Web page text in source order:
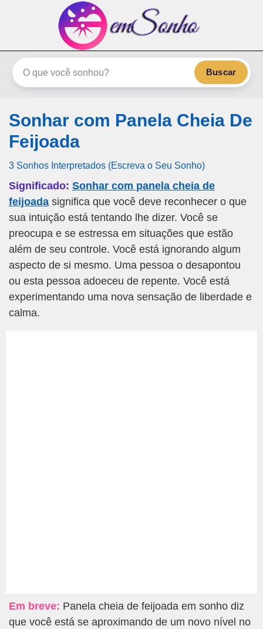
emSonho.com
Os sonhos significam mais
Buscar
Sonhar com Panela Cheia De
Feijoada
3 Sonhos Interpretados (Escreva o Seu Sonho)
Significado: Sonhar com panela cheia de
feijoada significa que você deve reconhecer o que
sua intuição está tentando lhe dizer. Você se
preocupa e se estressa em situações que estão
além de seu controle. Você está ignorando algum
aspecto de si mesmo. Uma pessoa o desapontou
ou esta pessoa adoeceu de repente. Você está
experimentando uma nova sensação de liberdade e
calma.
Em breve: Panela cheia de feijoada em sonho diz
que você está se aproximando de um novo nível no